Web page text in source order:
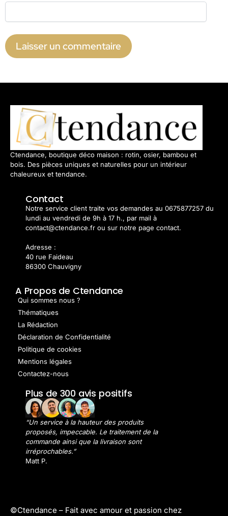
Ctendance, boutique déco maison : rotin, osier, bambou et
bois. Des pièces uniques et naturelles pour un intérieur
chaleureux et tendance.
Contact
Notre service client traite vos demandes au 0675877257 du
lundi au vendredi de 9h à 17 h., par mail à
contact@ctendance.fr ou sur notre page contact.
Adresse :
40 rue Faideau
86300 Chauvigny
A Propos de Ctendance
Qui sommes nous ?
Thématiques
La Rédaction
Déclaration de Confidentialité
Politique de cookies
Mentions légales
Contactez-nous
Plus de 300 avis positifs
“Un service à la hauteur des produits
proposés, impeccable. Le traitement de la
commande ainsi que la livraison sont
irréprochables.”
Matt P.
©Ctendance – Fait avec amour et passion chez